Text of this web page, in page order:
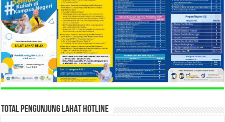
TOTAL PENGUNJUNG LAHAT HOTLINE